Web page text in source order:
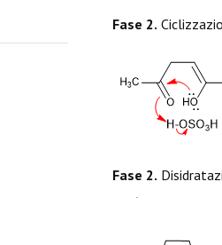
Fase 2.
Fase 2.